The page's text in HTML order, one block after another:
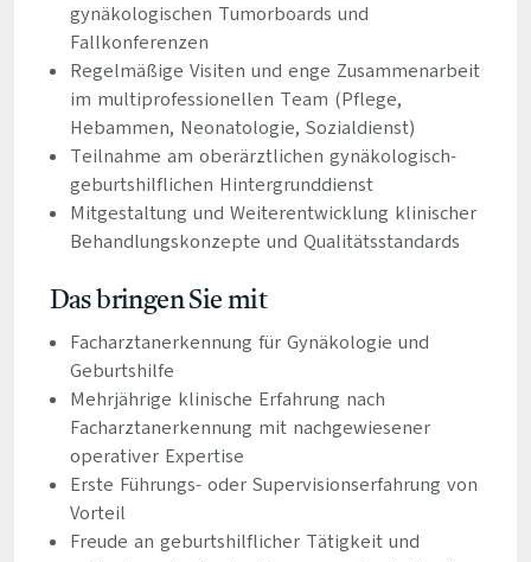
gynäkologischen Tumorboards und
Fallkonferenzen
Regelmäßige Visiten und enge Zusammenarbeit
im multiprofessionellen Team (Pflege,
Hebammen, Neonatologie, Sozialdienst)
Teilnahme am oberärztlichen gynäkologisch-
geburtshilflichen Hintergrunddienst
Mitgestaltung und Weiterentwicklung klinischer
Behandlungskonzepte und Qualitätsstandards
Das bringen Sie mit
Facharztanerkennung für Gynäkologie und
Geburtshilfe
Mehrjährige klinische Erfahrung nach
Facharztanerkennung mit nachgewiesener
operativer Expertise
Erste Führungs- oder Supervisionserfahrung von
Vorteil
Freude an geburtshilflicher Tätigkeit und